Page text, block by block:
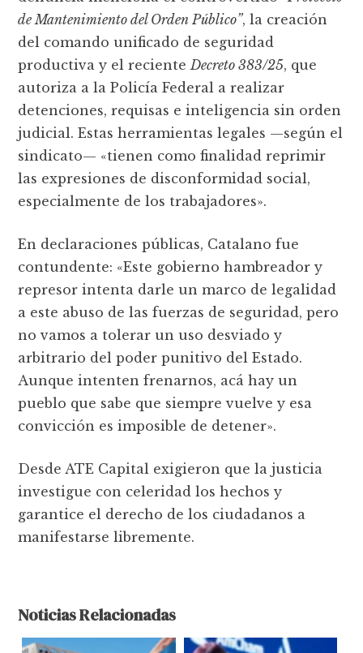
de Mantenimiento del Orden Público”, la creación
del comando unificado de seguridad
productiva y el recienteDecreto 383/25, que
autoriza a la Policía Federal a realizar
detenciones, requisas e inteligencia sin orden
judicial. Estas herramientas legales —según el
sindicato— «tienen como finalidad reprimir
las expresiones de disconformidad social,
especialmente de los trabajadores».
En declaraciones públicas, Catalano fue
contundente: «Este gobierno hambreador y
represor intenta darle un marco de legalidad
a este abuso de las fuerzas de seguridad, pero
no vamos a tolerar un uso desviado y
arbitrario del poder punitivo del Estado.
Aunque intenten frenarnos, acá hay un
pueblo que sabe que siempre vuelve y esa
convicción es imposible de detener».
Desde ATE Capital exigieron que la justicia
investigue con celeridad los hechos y
garantice el derecho de los ciudadanos a
manifestarse libremente.
Noticias Relacionadas